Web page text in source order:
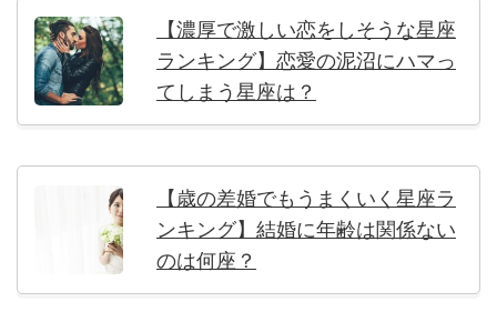
【濃厚で激しい恋をしそうな星座
ランキング】恋愛の泥沼にハマっ
てしまう星座は？
【歳の差婚でもうまくいく星座ラ
ンキング】結婚に年齢は関係ない
のは何座？